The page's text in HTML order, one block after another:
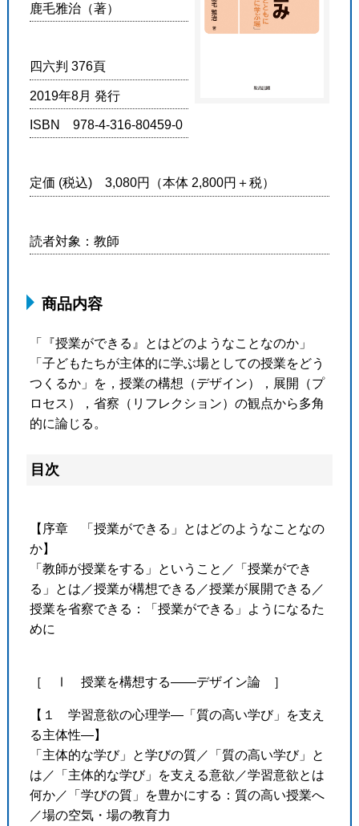
鹿毛雅治（著）
四六判 376頁
2019年8月 発行
ISBN 978-4-316-80459-0
定価 (税込) 3,080円（本体 2,800円＋税）
読者対象：教師
商品内容
「『授業ができる』とはどのようなことなのか」
「子どもたちが主体的に学ぶ場としての授業をどう
つくるか」を，授業の構想（デザイン），展開（プ
ロセス），省察（リフレクション）の観点から多角
的に論じる。
目次
【序章 「授業ができる」とはどのようなことなの
か】
「教師が授業をする」ということ／「授業ができ
る」とは／授業が構想できる／授業が展開できる／
授業を省察できる：「授業ができる」ようになるた
めに
［ Ⅰ 授業を構想する――デザイン論 ］
【１ 学習意欲の心理学―「質の高い学び」を支え
る主体性―】
「主体的な学び」と学びの質／「質の高い学び」と
は／「主体的な学び」を支える意欲／学習意欲とは
何か／「学びの質」を豊かにする：質の高い授業へ
／場の空気・場の教育力